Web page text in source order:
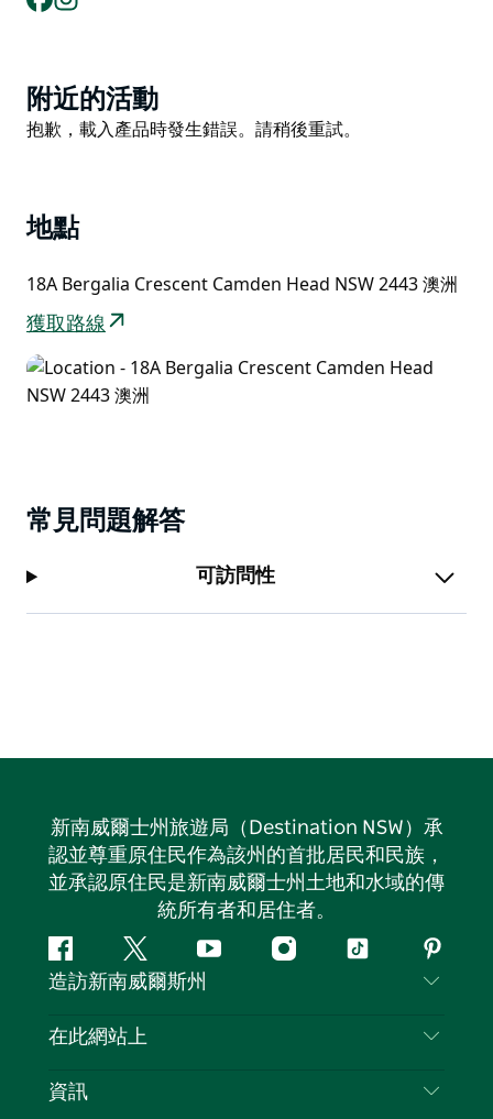
樓下的空調起居室設有兩個休息區、一個餐廳和一個帶燃
氣爐且設施齊全的現代化廚房。用餐區通往一個夢幻般的
戶外娛樂區，設有露天用餐和燒烤空間、太陽能加熱的海
配有浴室。主浴室配有梳妝台、步入式淋浴間和獨立衛生
Product
List
附近的活動
Product
抱歉，載入產品時發生錯誤。請稍後重試。
地點
18A Bergalia Crescent Camden Head NSW 2443 澳洲
獲取路線
常見問題解答
可訪問性
新南威爾士州旅遊局（Destination NSW）承
認並尊重原住民作為該州的首批居民和民族，
並承認原住民是新南威爾士州土地和水域的傳
統所有者和居住者。
Facebook嘰
嘰
喳
Youtube Instagram
抖
造訪新南威爾斯州
聯絡我們
隱私
在此網站上
目的地
資訊